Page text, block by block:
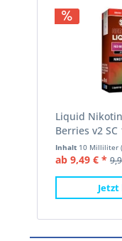
Liquid
Berries v2 SC
Inhalt 10 Milliliter
ab 9,49 € *